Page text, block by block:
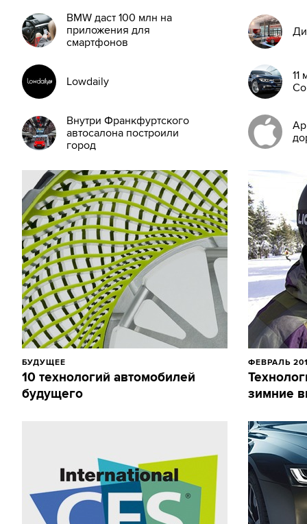
BMW даст 100 млн на
приложения для
смартфонов
Lowdaily
Внутри Франкфуртского
автосалона построили
город
11
БУДУЩЕЕ
10 технологий автомобилей
будущего
ФЕВРАЛЬ
зимние